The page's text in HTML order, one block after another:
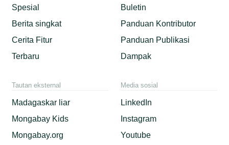
Spesial
Berita singkat
Cerita Fitur
Terbaru
Buletin
Panduan Kontributor
Panduan Publikasi
Dampak
Tautan eksternal
Madagaskar liar
Mongabay Kids
Mongabay.org
Media sosial
LinkedIn
Instagram
Youtube